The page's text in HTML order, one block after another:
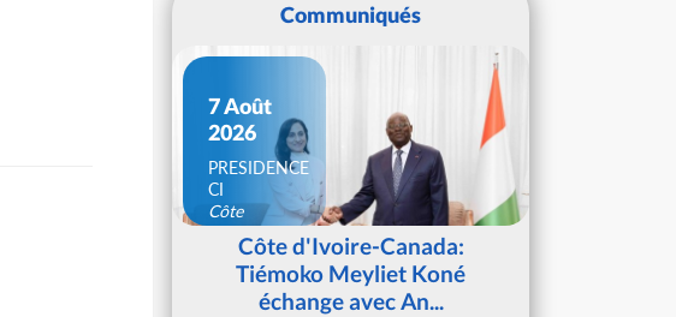
Communiqués
7 Août
2026
PRESIDENCE
CI
Côte
d'IvoireCôte d'Ivoire-Canada:
Tiémoko Meyliet Koné
échange avec An...